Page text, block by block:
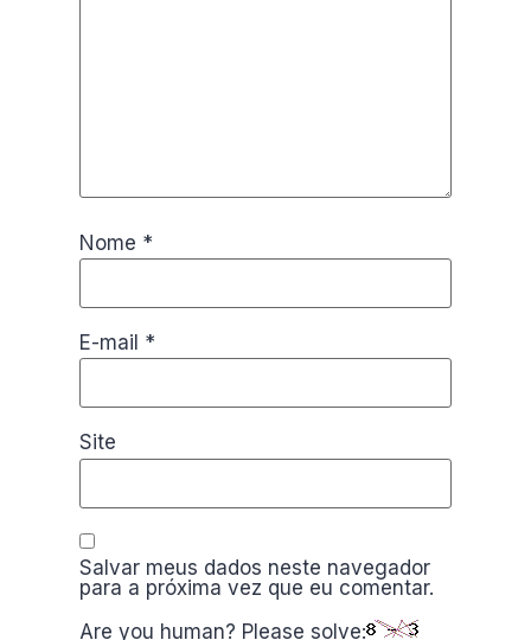
Nome *
E-mail *
Site
Salvar meus dados neste navegador
para a próxima vez que eu comentar.
Are you human? Please solve: